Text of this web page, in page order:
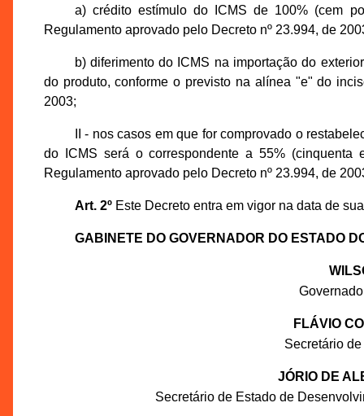
a) crédito estímulo do ICMS de 100% (cem
Regulamento aprovado pelo Decreto nº 23.994, de
b) diferimento do ICMS na importação do
do produto, conforme o previsto na alínea "e" do
2003;
II - nos casos em que for comprovado o
do ICMS será o correspondente a 55%
Regulamento aprovado pelo Decreto nº 23.994, de
Art. 2ºEste Decreto entra em vigor na data de
GABINETE DO GOVERNADOR DO ESTADO
FLÁVIO
Secretário
JÓRIO DE
Secretário de Estado de